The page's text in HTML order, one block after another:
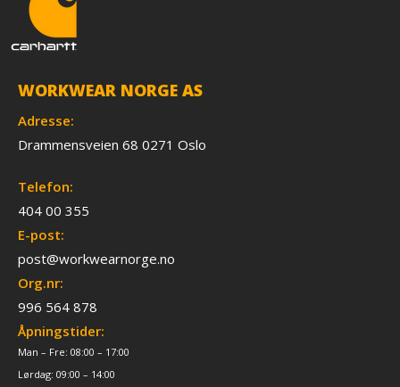
WORKWEAR NORGE AS
Adresse:
Drammensveien 68 0271 Oslo
Telefon:
404 00 355
E-post:
post@workwearnorge.no
Org.nr:
996 564 878
Åpningstider:
Man – Fre: 08:00 – 17:00
Lørdag: 09:00 – 14:00